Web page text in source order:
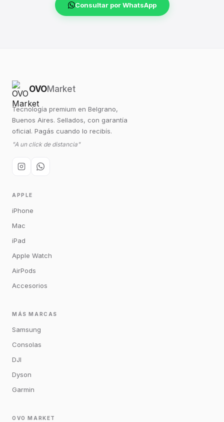
Consultar por WhatsApp
OVOMarket
Tecnología premium en Belgrano,
Buenos Aires. Sellados, con garantía
oficial. Pagás cuando lo recibís.
"A un click de distancia"
APPLE
iPhone
Mac
iPad
Apple Watch
AirPods
Accesorios
MÁS MARCAS
Samsung
Consolas
DJI
Dyson
Garmin
OVO MARKET